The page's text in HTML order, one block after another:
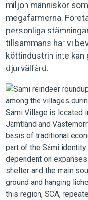
miljon människor
megafarmerna.
personliga
tillsammans har vi
köttindustrin inte kan
djurvälfärd.